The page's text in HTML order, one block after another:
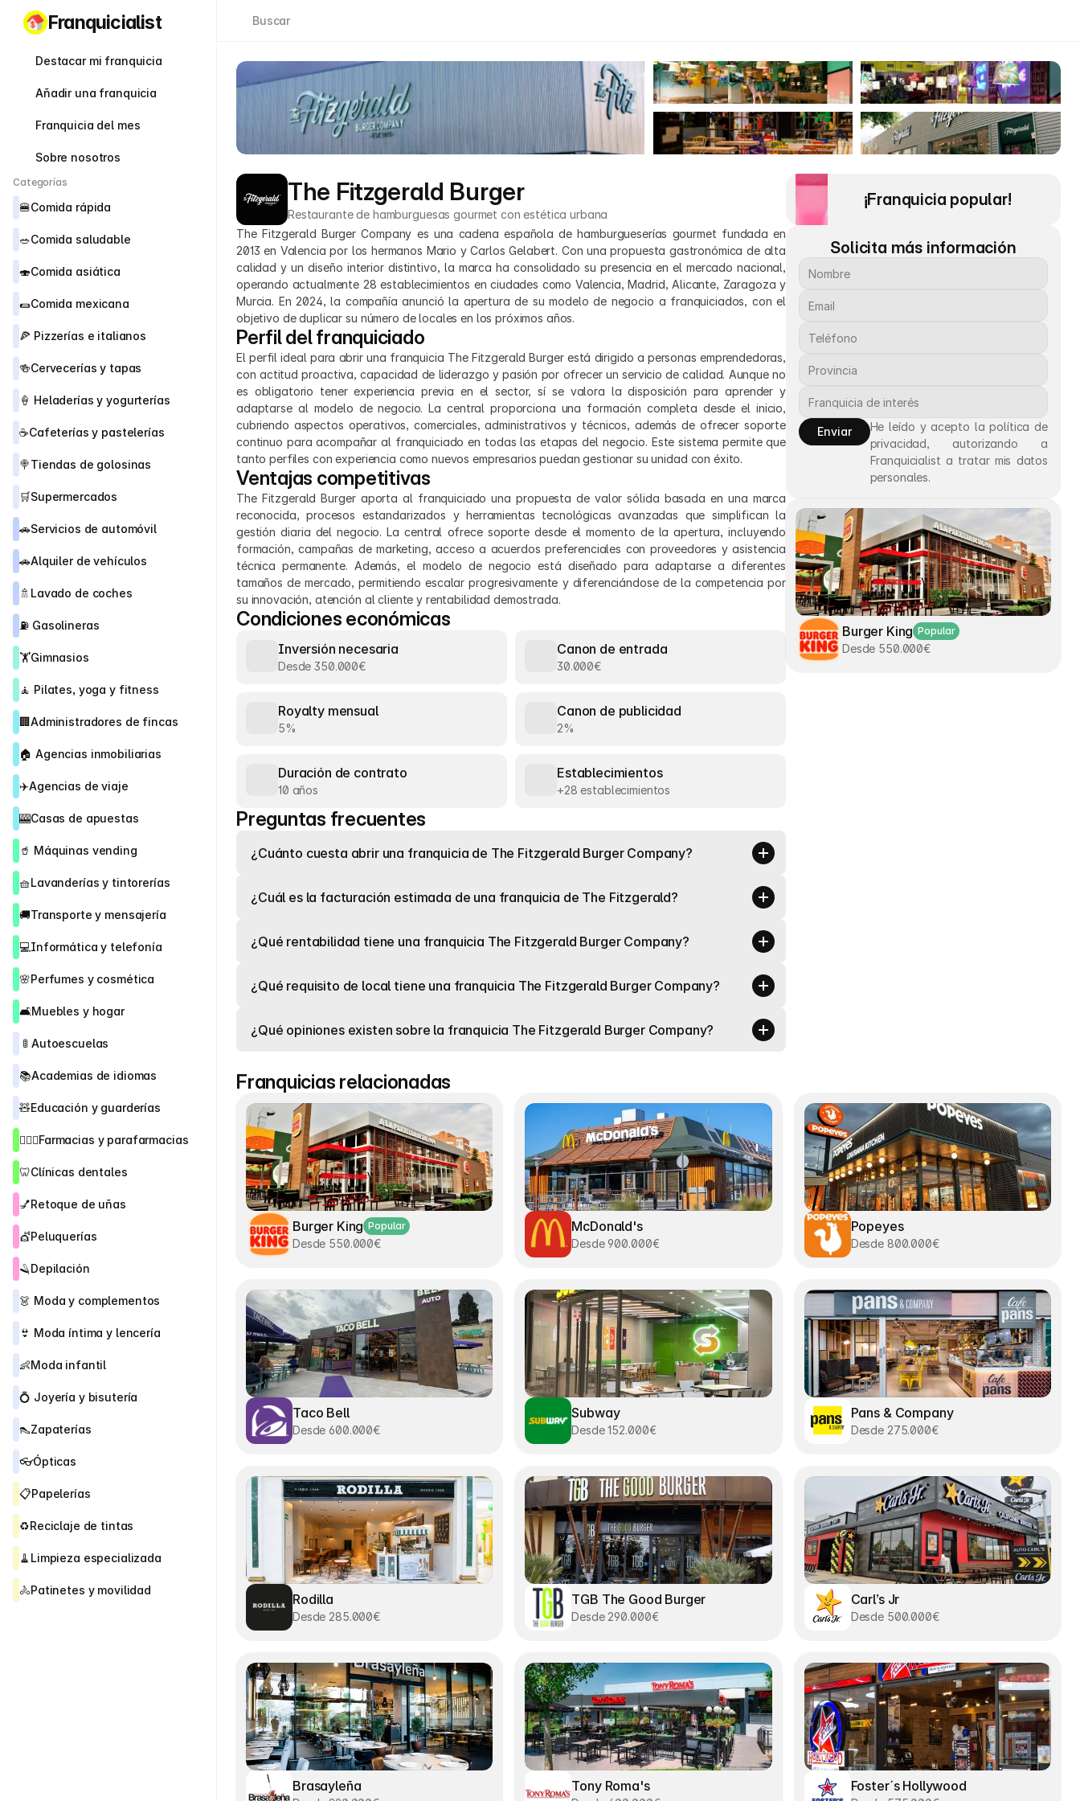
Franquicialist
Destacar mi franquicia
Añadir una franquicia
Franquicia del mes
Sobre nosotros
Categorías
🍔Comida rápida
🥗Comida saludable
🍣Comida asiática
🌯Comida mexicana
🍕 Pizzerías e italianos
🍻Cervecerías y tapas
🍦 Heladerías y yogurterías
☕Cafeterías y pastelerías
🍭Tiendas de golosinas
🛒Supermercados
🚗Servicios de automóvil
🚗Alquiler de vehículos
🚿 Lavado de coches
⛽ Gasolineras
🏋️Gimnasios
🧘 Pilates, yoga y fitness
🏢Administradores de fincas
🏠 Agencias inmobiliarias
✈️Agencias de viaje
🎰Casas de apuestas
🥤 Máquinas vending
🧺Lavanderías y tintorerías
🚚Transporte y mensajería
💻Informática y telefonía
🌸Perfumes y cosmética
🛋️Muebles y hogar
🚦 Autoescuelas
📚Academias de idiomas
🧸Educación y guarderías
👨🏻‍⚕️Farmacias y parafarmacias
🦷Clínicas dentales
💅Retoque de uñas
💇Peluquerías
🪒Depilación
👗 Moda y complementos
👙 Moda íntima y lencería
👶Moda infantil
💍 Joyería y bisutería
👠Zapaterías
👓Ópticas
📋Papelerías
♻️Reciclaje de tintas
🧹 Limpieza especializada
🚴Patinetes y movilidad
Buscar
The Fitzgerald Burger
Restaurante de hamburguesas gourmet con estética urbana
The Fitzgerald Burger Company es una cadena española de hamburgueserías gourmet fundada en
2013 en Valencia por los hermanos Mario y Carlos Gelabert. Con una propuesta gastronómica de alta
calidad y un diseño interior distintivo, la marca ha consolidado su presencia en el mercado nacional,
operando actualmente 28 establecimientos en ciudades como Valencia, Madrid, Alicante, Zaragoza y
Murcia. En 2024, la compañía anunció la apertura de su modelo de negocio a franquiciados, con el
objetivo de duplicar su número de locales en los próximos años.
Perfil del franquiciado
El perfil ideal para abrir una franquicia The Fitzgerald Burger está dirigido a personas emprendedoras,
con actitud proactiva, capacidad de liderazgo y pasión por ofrecer un servicio de calidad. Aunque no
es obligatorio tener experiencia previa en el sector, sí se valora la disposición para aprender y
adaptarse al modelo de negocio. La central proporciona una formación completa desde el inicio,
cubriendo aspectos operativos, comerciales, administrativos y técnicos, además de ofrecer soporte
continuo para acompañar al franquiciado en todas las etapas del negocio. Este sistema permite que
tanto perfiles con experiencia como nuevos empresarios puedan gestionar su unidad con éxito.
Ventajas competitivas
The Fitzgerald Burger aporta al franquiciado una propuesta de valor sólida basada en una marca
reconocida, procesos estandarizados y herramientas tecnológicas avanzadas que simplifican la
gestión diaria del negocio. La central ofrece soporte desde el momento de la apertura, incluyendo
formación, campañas de marketing, acceso a acuerdos preferenciales con proveedores y asistencia
técnica permanente. Además, el modelo de negocio está diseñado para adaptarse a diferentes
tamaños de mercado, permitiendo escalar progresivamente y diferenciándose de la competencia por
su innovación, atención al cliente y rentabilidad demostrada.
Condiciones económicas
Inversión necesaria
Desde 350.000€
Canon de entrada
30.000€
Royalty mensual
5%
Canon de publicidad
2%
Duración de contrato
10 años
Establecimientos
+28 establecimientos
Preguntas frecuentes
¿Cuánto cuesta abrir una franquicia de The Fitzgerald Burger Company?
¿Cuál es la facturación estimada de una franquicia de The Fitzgerald?
¿Qué rentabilidad tiene una franquicia The Fitzgerald Burger Company?
¿Qué requisito de local tiene una franquicia The Fitzgerald Burger Company?
¿Qué opiniones existen sobre la franquicia The Fitzgerald Burger Company?
¡Franquicia popular!
Solicita más información
Enviar
He leído y acepto la política de
privacidad, autorizando a
Franquicialist a tratar mis datos
personales.
Burger King Popular
Desde 550.000€
Franquicias relacionadas
Burger King Popular
Desde 550.000€
McDonald's
Desde 900.000€
Popeyes
Desde 800.000€
Taco Bell
Desde 600.000€
Subway
Desde 152.000€
Pans & Company
Desde 275.000€
Rodilla
Desde 285.000€
TGB The Good Burger
Desde 290.000€
Carl’s Jr
Desde 500.000€
Brasayleña Tony Roma's Foster´s Hollywood